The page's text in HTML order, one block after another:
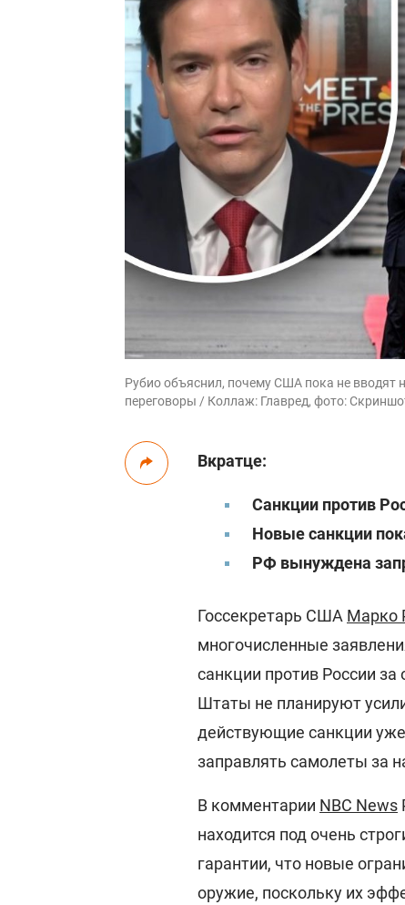
Рубио объяснил, почему США пока не вводят
переговоры / Коллаж: Главред, фото:
Вкратце:
Санкции против
Новые санкции
РФ вынуждена
Госсекретарь США Марко
многочисленные
санкции против России
Штаты не планируют
действующие санкции
заправлять самолеты за
В комментарии NBC News
находится под очень
гарантии, что новые
оружие, поскольку их